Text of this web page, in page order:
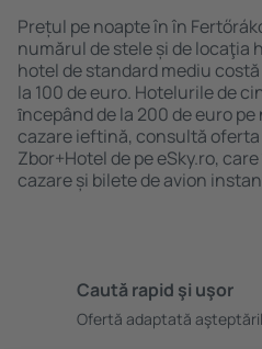
Prețul pe noapte în în
numărul de stele și de
hotel de standard mediu
la 100 de euro. Hotelurile de
ȋncepând de la 200 de euro
cazare ieftină, consultă
Zbor+Hotel de pe eSky.ro,
cazare și bilete de avion
Caută rapid şi uşor
Ofertă adaptată